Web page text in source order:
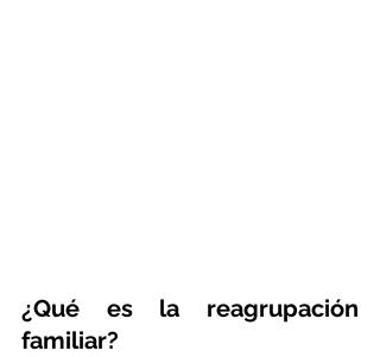
¿Qué es la reagrupación
familiar?